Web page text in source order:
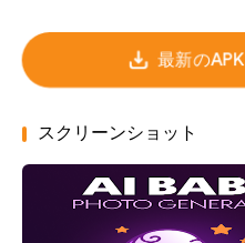
最新の
スクリーンショット